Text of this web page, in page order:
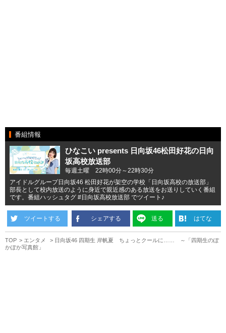
番組情報
ひなこい presents 日向坂46松田好花の日向
坂高校放送部
毎週土曜 22時00分～22時30分
アイドルグループ日向坂46 松田好花が架空の学校「日向坂高校の放送部」
部長として校内放送のように身近で親近感のある放送をお送りしていく番組
です。番組ハッシュタグ #日向坂高校放送部 でツイート♪
ツイートする シェアする 送る はてな
TOP エンタメ
日向坂46 四期生 岸帆夏 ちょっとクールに…… ～「四期生のぽ
かぽか写真館」